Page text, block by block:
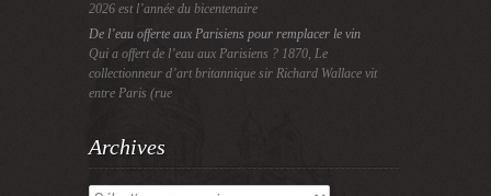
2026 est l’année du bicentenaire
De l’eau offerte aux Parisiens pour remplacer le vin
Qui a offert de l’eau aux Parisiens ? 1870, Le
collectionneur d’art britannique sir Richard Wallace vit
entre Paris (rue
Archives